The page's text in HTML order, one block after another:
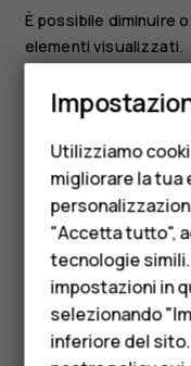
Cellulari
Telefoni
HMD
Per le
È possibile diminuire
elementi visualizzati.
Toccare
dimensioni
scorrimento
Ti è stato
Utilizziamo
migliorare la tua
"Accetta tutto",
tecnologie
impostazioni in
selezionando
inferiore del